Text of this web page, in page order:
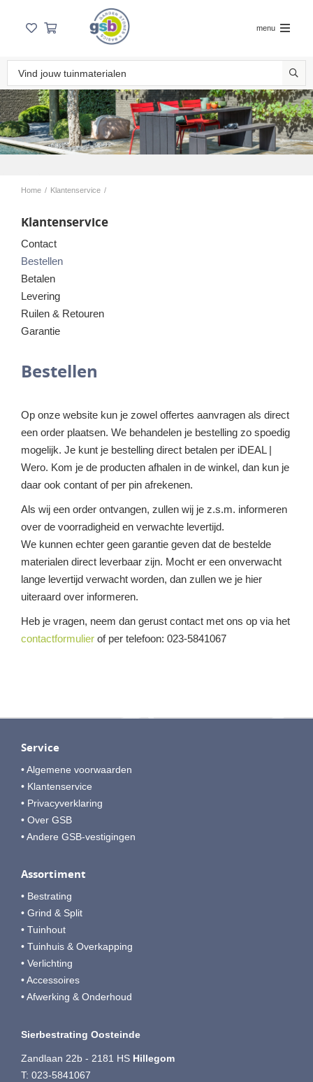
menu
Home / Klantenservice /
Klantenservice
Contact
Bestellen
Betalen
Levering
Ruilen & Retouren
Garantie
Bestellen
Op onze website kun je zowel offertes aanvragen als direct
een order plaatsen. We behandelen je bestelling zo spoedig
mogelijk. Je kunt je bestelling direct betalen per iDEAL |
Wero. Kom je de producten afhalen in de winkel, dan kun je
daar ook contant of per pin afrekenen.
Als wij een order ontvangen, zullen wij je z.s.m. informeren
over de voorradigheid en verwachte levertijd.
We kunnen echter geen garantie geven dat de bestelde
materialen direct leverbaar zijn. Mocht er een onverwacht
lange levertijd verwacht worden, dan zullen we je hier
uiteraard over informeren.
Heb je vragen, neem dan gerust contact met ons op via het
contactformulier of per telefoon: 023-5841067
Service
• Algemene voorwaarden
• Klantenservice
• Privacyverklaring
• Over GSB
• Andere GSB-vestigingen
Assortiment
• Bestrating
• Grind & Split
• Tuinhout
• Tuinhuis & Overkapping
• Verlichting
• Accessoires
• Afwerking & Onderhoud
Sierbestrating Oosteinde
Zandlaan 22b - 2181 HS Hillegom
T: 023-5841067